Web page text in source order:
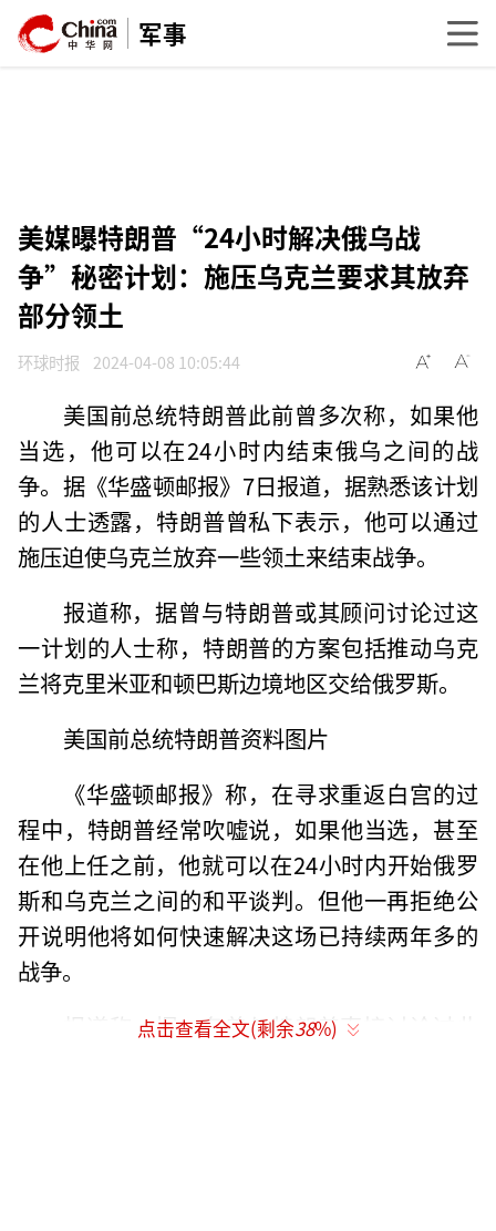
军事
美媒曝特朗普“24小时解决俄乌战
争”秘密计划：施压乌克兰要求其放弃
部分领土
环球时报 2024-04-08 10:05:44
美国前总统特朗普此前曾多次称，如果他
当选，他可以在24小时内结束俄乌之间的战
争。据《华盛顿邮报》7日报道，据熟悉该计划
的人士透露，特朗普曾私下表示，他可以通过
施压迫使乌克兰放弃一些领土来结束战争。
报道称，据曾与特朗普或其顾问讨论过这
一计划的人士称，特朗普的方案包括推动乌克
兰将克里米亚和顿巴斯边境地区交给俄罗斯。
美国前总统特朗普资料图片
《华盛顿邮报》称，在寻求重返白宫的过
程中，特朗普经常吹嘘说，如果他当选，甚至
在他上任之前，他就可以在24小时内开始俄罗
斯和乌克兰之间的和平谈判。但他一再拒绝公
开说明他将如何快速解决这场已持续两年多的
战争。
报道称，据一名曾与特朗普直接讨论过此
点击查看全文(剩余38%)